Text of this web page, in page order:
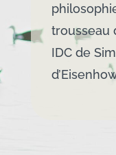
trousseau
IDC de